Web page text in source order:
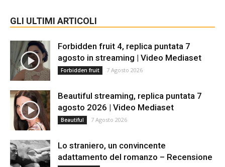
GLI ULTIMI ARTICOLI
Forbidden fruit 4, replica puntata 7
agosto in streaming | Video Mediaset
Forbidden fruit 7 Agosto 2026
Beautiful streaming, replica puntata 7
agosto 2026 | Video Mediaset
Beautiful 7 Agosto 2026
Lo straniero, un convincente
adattamento del romanzo – Recensione